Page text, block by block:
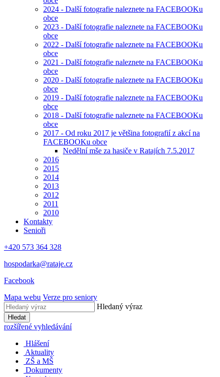
2024 - Další fotografie naleznete na FACEBOOKu
obce
2023 - Další fotografie naleznete na FACEBOOKu
obce
2022 - Další fotografie naleznete na FACEBOOKu
obce
2021 - Další fotografie naleznete na FACEBOOKu
obce
2020 - Další fotografie naleznete na FACEBOOKu
obce
2019 - Další fotografie naleznete na FACEBOOKu
obce
2018 - Další fotografie naleznete na FACEBOOKu
obce
2017 - Od roku 2017 je většina fotografií z akcí na
FACEBOOKu obce
Nedělní mše za hasiče v Ratajích 7.5.2017
2016
2015
2014
2013
2012
2011
2010
Kontakty
Senioři
+420 573 364 328
hospodarka@rataje.cz
Facebook
Mapa webu Verze pro seniory
Hledaný výraz
Hledat
rozšířené vyhledávání
Hlášení
Aktuality
ZŠ a MŠ
Dokumenty